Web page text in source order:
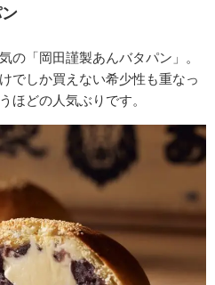
の「岡田謹製あんバタパン」。
でしか買えない希少性も重なっ
ほどの人気ぶりです。